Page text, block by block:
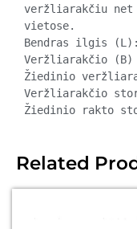
veržliarakčiu net
vietose.
Bendras ilgis (L):
Veržliarakčio (B)
Žiedinio
Veržliarakčio
Žiedinio rakto
Related